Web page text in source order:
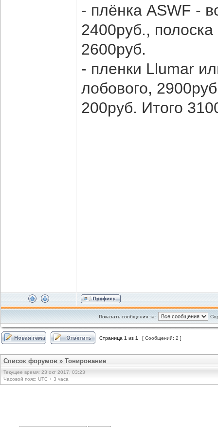
- плёнка ASWF -
2400руб.,
2600руб.
- пленки Llumar
лобового,
200руб. Итого
Показать сообщения за:
Страница 1 из 1 [ Сообщений: 2 ]
Список форумов » Тонирование
Текущее время: 23 окт 2017, 03:23
Часовой пояс: UTC + 3 часа